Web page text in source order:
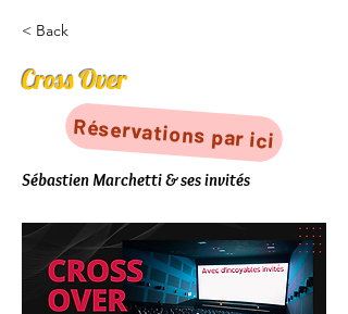
< Back
Cross Over
Réservations par ici
Sébastien Marchetti & ses invités